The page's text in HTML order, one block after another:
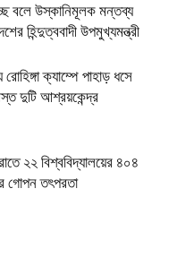
বলে উস্কানিমূলক মন্তব্য
হিন্দুত্ববাদী উপমুখ্যমন্ত্রী
রোহিঙ্গা ক্যাম্পে পাহাড় ধসে
দুটি আশ্রয়কেন্দ্র
২২ বিশ্ববিদ্যালয়ের ৪০৪
গোপন তৎপরতা